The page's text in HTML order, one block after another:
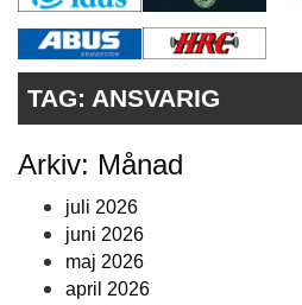
VÅRA ANDRA MAGASIN
PRENUMERERA
ANNONSERA
TAG: ANSVARIG
Arkiv: Månad
juli 2026
juni 2026
maj 2026
april 2026